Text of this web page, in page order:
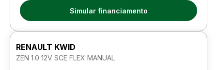
Simular financiamento
RENAULT KWID
ZEN 1.0 12V SCE FLEX MANUAL